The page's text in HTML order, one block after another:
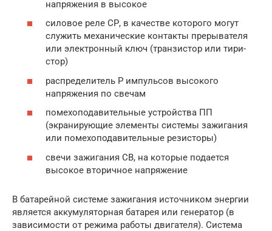
напряжения в высокое
силовое реле СР, в качестве которого могут
служить механические контакты прерывателя
или электронный ключ (транзистор или тири­
стор)
распределитель Р импульсов высокого
напряжения по свечам
помехоподавительные устройства ПП
(экранирующие элементы системы зажигания
или помехоподавительные резисторы)
свечи зажигания СВ, на которые подается
высокое вторичное напряжение
В батарейной системе зажигания источником энергии
является аккумуляторная батарея или генератор (в
зависимости от режима работы двигателя). Система